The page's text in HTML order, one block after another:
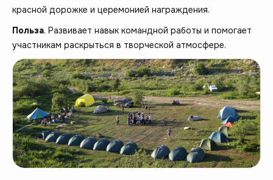
красной дорожке и церемонией награждения.
Польза. Развивает навык командной работы и помогает
участникам раскрыться в творческой атмосфере.